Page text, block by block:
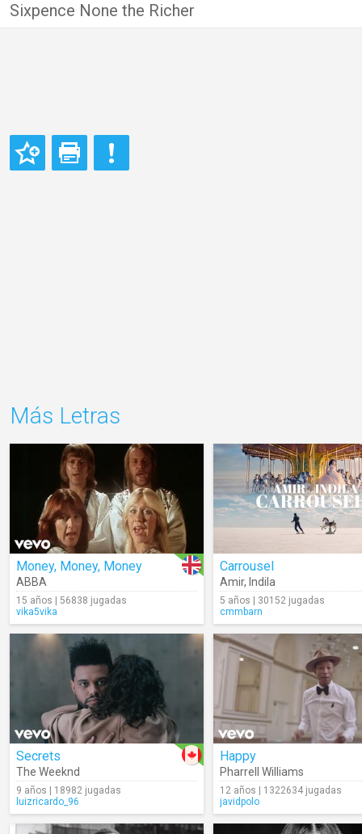
Sixpence None the Richer
Más Letras
Money, Money, Money
ABBA
15 años | 56838 jugadas
vika5vika
Carrousel
Amir, Indila
5 años | 30152 jugadas
cmmbarn
Secrets
The Weeknd
9 años | 18982 jugadas
luizricardo_96
Happy
Pharrell Williams
12 años | 1322634 jugadas
javidpolo